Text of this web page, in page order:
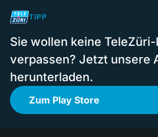
TIPP
Sie wollen keine
verpassen? Jetzt unsere
herunterladen.
Zum Play Store